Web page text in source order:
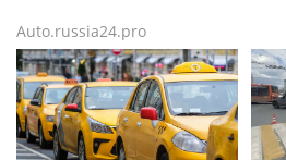
Auto.russia24.pro